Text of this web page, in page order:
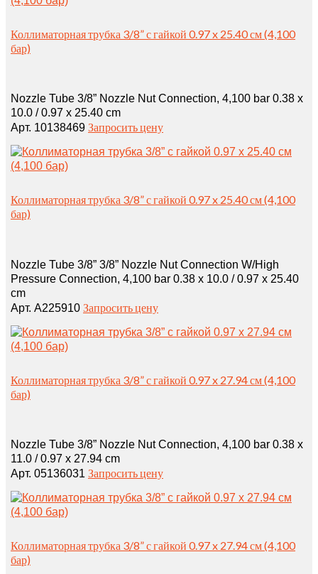
Коллиматорная трубка 3/8” с гайкой 0.97 x 25.40 см (4,100
бар)
Nozzle Tube 3/8” Nozzle Nut Connection, 4,100 bar 0.38 x
10.0 / 0.97 x 25.40 cm
Арт. 10138469 Запросить цену
Коллиматорная трубка 3/8” с гайкой 0.97 x 25.40 см (4,100
бар)
Nozzle Tube 3/8” 3/8” Nozzle Nut Connection W/High
Pressure Connection, 4,100 bar 0.38 x 10.0 / 0.97 x 25.40
cm
Арт. A225910 Запросить цену
Коллиматорная трубка 3/8” с гайкой 0.97 x 27.94 см (4,100
бар)
Nozzle Tube 3/8” Nozzle Nut Connection, 4,100 bar 0.38 x
11.0 / 0.97 x 27.94 cm
Арт. 05136031 Запросить цену
Коллиматорная трубка 3/8” с гайкой 0.97 x 27.94 см (4,100
бар)